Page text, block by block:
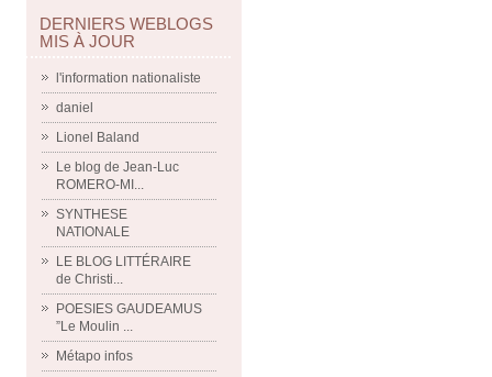
DERNIERS WEBLOGS
MIS À JOUR
l'information nationaliste
daniel
Lionel Baland
Le blog de Jean-Luc
ROMERO-MI...
SYNTHESE
NATIONALE
LE BLOG LITTÉRAIRE
de Christi...
POESIES GAUDEAMUS
”Le Moulin ...
Métapo infos